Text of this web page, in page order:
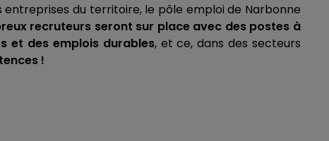
du territoire, le pôle emploi de Narbonne
recruteurs seront sur place avec des postes à
et des emplois durables, et ce, dans des secteurs
!